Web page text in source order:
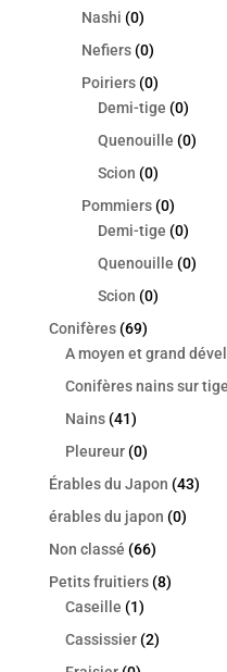
Nashi (0)
Nefiers (0)
Poiriers (0)
Demi-tige (0)
Quenouille (0)
Scion (0)
Pommiers (0)
Demi-tige (0)
Quenouille (0)
Scion (0)
Conifères (69)
A moyen et grand
Conifères nains sur tige
Nains (41)
Pleureur (0)
Érables du Japon (43)
érables du japon (0)
Non classé (66)
Petits fruitiers (8)
Caseille (1)
Cassissier (2)